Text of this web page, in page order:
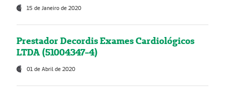
15 de Janeiro de 2020
Prestador Decordis Exames Cardiológicos
LTDA (51004347-4)
01 de Abril de 2020